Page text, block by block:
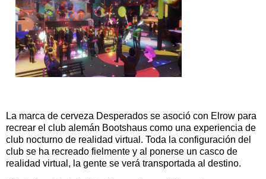
La marca de cerveza Desperados se asoció con Elrow para
recrear el club alemán Bootshaus como una experiencia de
club nocturno de realidad virtual. Toda la configuración del
club se ha recreado fielmente y al ponerse un casco de
realidad virtual, la gente se verá transportada al destino.